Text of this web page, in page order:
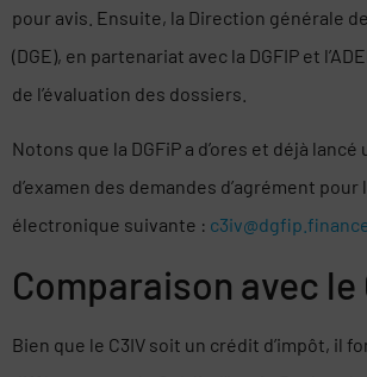
pour avis. Ensuite, la Direction générale
(DGE), en partenariat avec la DGFIP et
de l’évaluation des dossiers.
Notons que la DGFiP a d’ores et déjà lancé
d’examen des demandes d’agrément pour
électronique suivante :
Comparaison avec le
Bien que le C3IV soit un crédit d’impôt, il